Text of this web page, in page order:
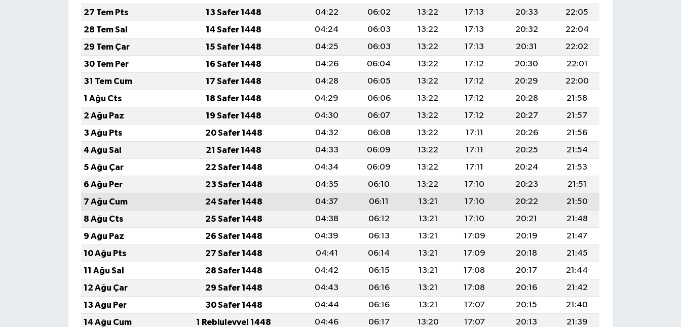
27 Tem Pts
13 Safer 1448 04:22 06:02 13:22 17:13 20:33
22:05
28 Tem Sal
14 Safer 1448 04:24 06:03 13:22 17:13 20:32
22:04
29 Tem Çar
15 Safer 1448 04:25 06:03 13:22 17:13 20:31
22:02
30 Tem Per
16 Safer 1448 04:26 06:04 13:22 17:12 20:30
22:01
31 Tem Cum
17 Safer 1448 04:28 06:05 13:22 17:12 20:29
22:00
1 Ağu Cts
18 Safer 1448 04:29 06:06 13:22 17:12 20:28
21:58
2 Ağu Paz
19 Safer 1448 04:30 06:07 13:22 17:12 20:27
21:57
3 Ağu Pts
20 Safer 1448 04:32 06:08 13:22 17:11 20:26
21:56
4 Ağu Sal
21 Safer 1448 04:33 06:09 13:22 17:11 20:25
21:54
5 Ağu Çar
22 Safer 1448 04:34 06:09 13:22 17:11 20:24
21:53
6 Ağu Per
23 Safer 1448 04:35 06:10 13:22 17:10 20:23
21:51
7 Ağu Cum
24 Safer 1448 04:37 06:11 13:21 17:10 20:22
21:50
8 Ağu Cts
25 Safer 1448 04:38 06:12 13:21 17:10 20:21
21:48
9 Ağu Paz
26 Safer 1448 04:39 06:13 13:21 17:09 20:19
21:47
10 Ağu Pts
27 Safer 1448 04:41 06:14 13:21 17:09 20:18
21:45
11 Ağu Sal
28 Safer 1448 04:42 06:15 13:21 17:08 20:17
21:44
12 Ağu Çar
29 Safer 1448 04:43 06:16 13:21 17:08 20:16
21:42
13 Ağu Per
30 Safer 1448 04:44 06:16 13:21 17:07 20:15
21:40
14 Ağu Cum
1 Rebiulevvel 1448 04:46 06:17 13:20 17:07 20:13
21:39